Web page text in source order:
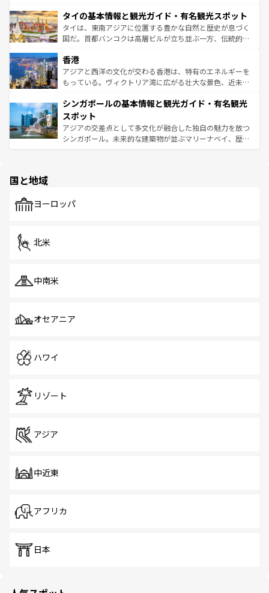
わってみてほしい。 なお、新着の韓国情報はコンテンツ一
覧 を参照してほしい。
急速な発展と共に伝統が息づく。ハノイの古い町並みやホ
ーチミン市のフランス統治時代の建物も、独特の雰囲気を
醸し出している。また、バラエティの豊かさとおいしさで
とつ。フォーやバインミー、ベトナムコーヒーなどは、ぜ
ひ現地で味わいたい。どの地域を訪れてもあたたかい人々
が旅行者を迎えてくれるので、きっと忘れられない旅にな
参照してほしい。
タイの基本情報と観光ガイド・有名観光スポット
タイは、東南アジアに位置する豊かな自然と歴史が息づく
国だ。首都バンコクは高層ビルが立ち並ぶ一方、伝統的な
の活気が交差している。北部ではチェンマイなどの山岳地
帯で自然と触れ合い、南部ではプーケットやクラビの美し
いビーチでリゾート気分を楽しむことができる。タイ料理
激する。気候は一年中温暖で、どの季節にも異なる楽しみ
が待っている。親しみやすいタイの人々、仏教を中心とし
た文化、そして多様な観光資源が、訪れる旅人を魅了し続
ける。 なお、新着のタイ情報はコンテンツ一覧を参照して
香港
アジアと西洋の文化が交わる香港は、特有のエネルギーを
もっている。ヴィクトリア湾に広がる壮大な景色、近未来
み、どこを訪れても感動するはず。観光スポットが密集し
ており、効率よく見どころを回れるのも魅力。息をのむよ
うな絶景から文化的な体験まで、香港を存分に楽しみ尽く
そう。 なお、新着の香港情報はコンテンツ一覧を参照して
シンガポールの基本情報と観光ガイド・有名観光
スポット
アジアの交差点として多文化が融合した独自の魅力を放つ
シンガポール。未来的な建築物が並ぶマリーナベイ、歴史
で、ホーカーズは地元の風情を楽しめる外せないスポット
国と地域
ヨーロッパ
北米
中南米
オセアニア
ハワイ
リゾート
アジア
中近東
アフリカ
日本